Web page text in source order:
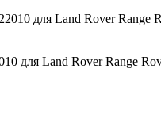
для Land Rover Range